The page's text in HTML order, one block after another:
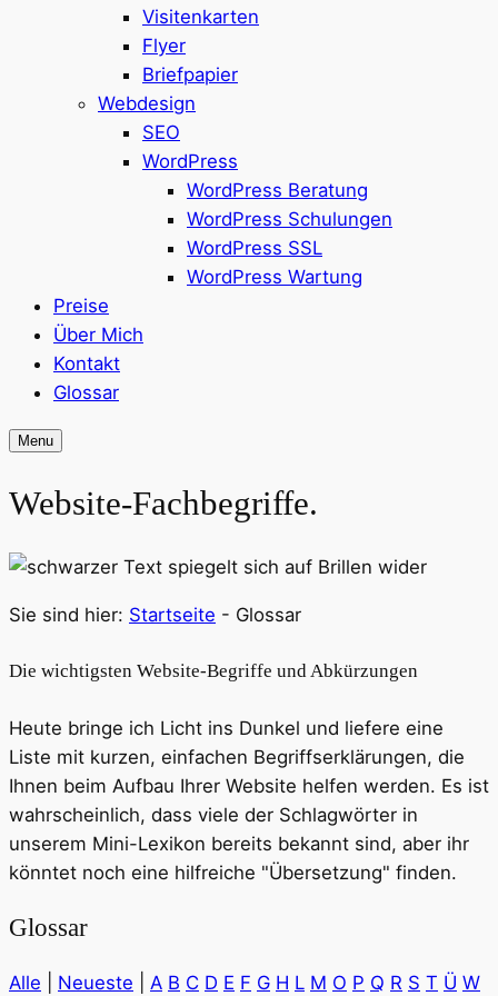
Visitenkarten
Flyer
Briefpapier
Webdesign
SEO
WordPress
WordPress Beratung
WordPress Schulungen
WordPress SSL
WordPress Wartung
Preise
Über Mich
Kontakt
Glossar
Menu
Website-Fachbegriffe.
Sie sind hier: Startseite - Glossar
Die wichtigsten Website-Begriffe und Abkürzungen
Heute bringe ich Licht ins Dunkel und liefere eine
Liste mit kurzen, einfachen Begriffserklärungen, die
Ihnen beim Aufbau Ihrer Website helfen werden. Es ist
wahrscheinlich, dass viele der Schlagwörter in
unserem Mini-Lexikon bereits bekannt sind, aber ihr
könntet noch eine hilfreiche "Übersetzung" finden.
Glossar
Alle Neueste A B C D E F G H L M O P Q R S T Ü W